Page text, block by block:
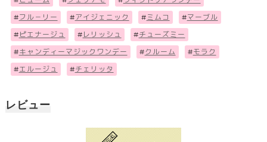
#フル－リー #アイジェニック #ミムコ #マーブル
# ピエナージュ # レリッシュ #チューズミー
#キャンディーマジックワンデー #クルーム #モラク
#エルージュ #チェリッタ
レビュー